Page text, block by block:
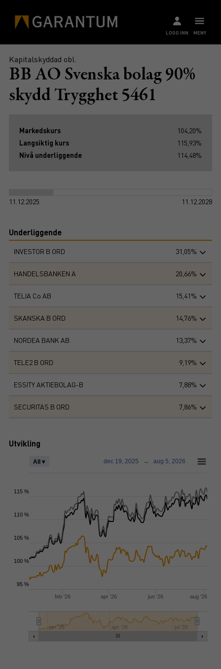
MENY
LOGG INN
Kapitalskyddad obl.
BB AO Svenska bolag 90%
skydd Trygghet 5461
Markedskurs
104,20%
Langsiktig kurs
115,93%
Nivå underliggende
114,48%
11.12.2025 11.12.2028
Underliggende
INVESTOR B ORD 31,05%
HANDELSBANKEN A 20,66%
TELIA Co AB 15,41%
SKANSKA B ORD 14,76%
NORDEA BANK AB 13,37%
TELE2 B ORD 9,19%
ESSITY AKTIEBOLAG-B 7,88%
SECURITAS B ORD 7,86%
Utvikling
feb '26 apr '26 jun '26 aug '26
jan '26 apr '26 jul '26
All ▾ dec 19, 2025 → aug 5, 2026
95 %
100 %
105 %
110 %
115 %